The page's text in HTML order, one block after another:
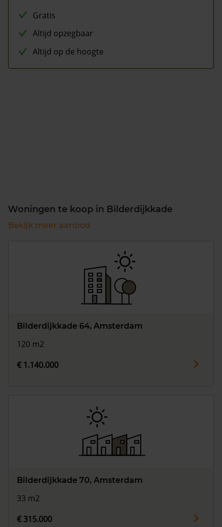
Gratis
Altijd opzegbaar
Altijd op de hoogte
Woningen te koop in Bilderdijkkade
Bekijk meer aanbod
Bilderdijkkade 64, Amsterdam
120 m2
€ 1.140.000
Bilderdijkkade 70, Amsterdam
33 m2
€ 315.000